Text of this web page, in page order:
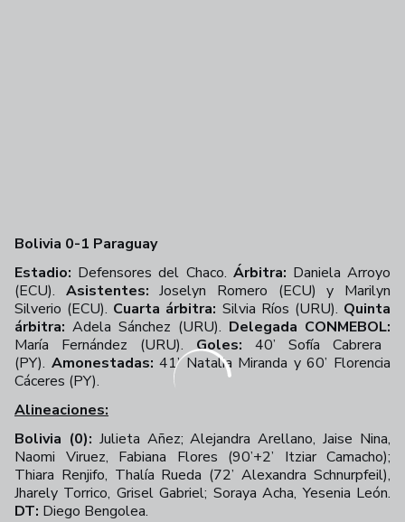
Bolivia 0-1 Paraguay
Estadio: Defensores del Chaco. Árbitra: Daniela Arroyo
(ECU). Asistentes: Joselyn Romero (ECU) y Marilyn
Silverio (ECU). Cuarta árbitra: Silvia Ríos (URU). Quinta
árbitra: Adela Sánchez (URU). Delegada CONMEBOL:
María Fernández (URU).Goles:
40’ Sofía Cabrera
(PY). Amonestadas:41’ Natalia Miranda y 60’ Florencia
Cáceres (PY).
Alineaciones:
Bolivia (0): Julieta Añez; Alejandra Arellano, Jaise Nina,
Naomi Viruez, Fabiana Flores (90’+2’ Itziar Camacho);
Thiara Renjifo, Thalía Rueda (72’ Alexandra Schnurpfeil),
Jharely Torrico, Grisel Gabriel; Soraya Acha, Yesenia León.
DT: Diego Bengolea.